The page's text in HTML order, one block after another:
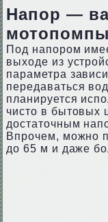
Напор —
Под напором
выходе из
параметра
передаваться
планируется
чисто в бытовых
достаточным
Впрочем, можно
до 65 м и даже